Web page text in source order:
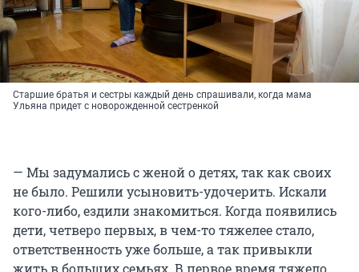
Старшие братья и сестры каждый день спрашивали, когда мама
Ульяна придет с новорожденной сестренкой
— Мы задумались с женой о детях, так как своих
не было. Решили усыновить-удочерить. Искали
кого-либо, ездили знакомиться. Когда появились
дети, четверо первых, в чем-то тяжелее стало,
ответственность уже больше, а так привыкли
жить в больших семьях. В первое время тяжело